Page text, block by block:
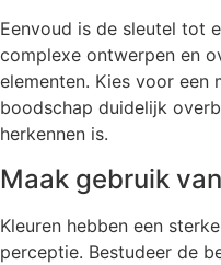
Eenvoud is de sleutel tot
complexe ontwerpen en
elementen. Kies voor een
boodschap duidelijk
herkennen is.
Maak gebruik
Kleuren hebben een
perceptie. Bestudeer de